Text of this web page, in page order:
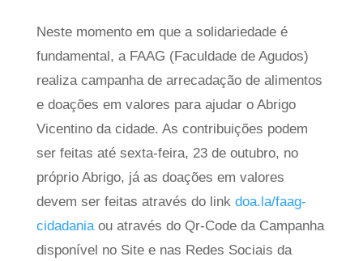
Neste momento em que a solidariedade é
fundamental, a FAAG (Faculdade de Agudos)
realiza campanha de arrecadação de alimentos
e doações em valores para ajudar o Abrigo
Vicentino da cidade. As contribuições podem
ser feitas até sexta-feira, 23 de outubro, no
próprio Abrigo, já as doações em valores
devem ser feitas através do link doa.la/faag-
cidadaniaou através do Qr-Code da Campanha
disponível no Site e nas Redes Sociais da